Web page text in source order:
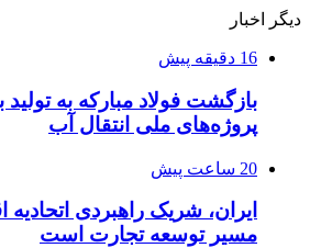
دیگر اخبار
16 دقیقه پیش
بازگشت فولاد مبارکه به تولید
پروژه‌های ملی انتقال آب
20 ساعت پیش
ایران، شریک راهبردی اتحادیه
مسیر توسعه تجارت است